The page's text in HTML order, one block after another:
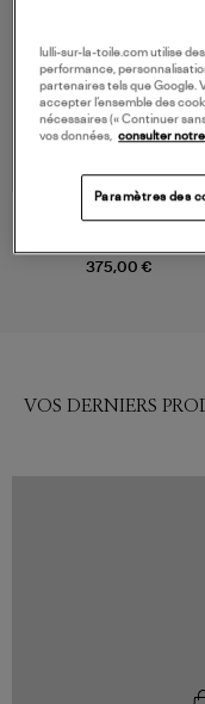
375,00 €
MARANT ÉTOILE
VOS DERNIERS
lulli-sur-la-toile.com utilise
performance,
partenaires tels que Google.
accepter l’ensemble des
nécessaires (« Continuer
vos données,
consulter
Paramètres des